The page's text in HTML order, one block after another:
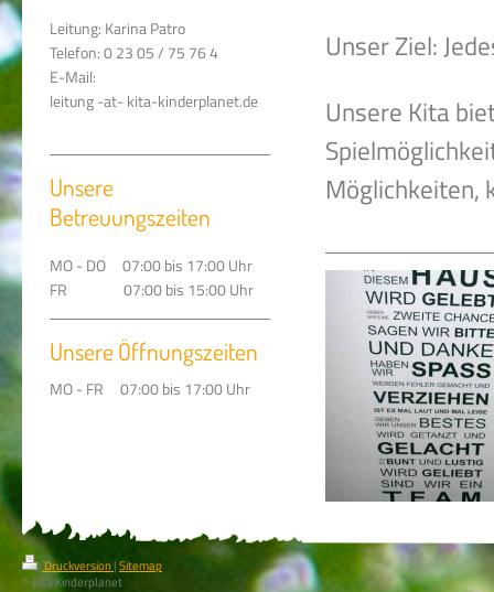
Leitung: Karina Patro
Telefon: 0 23 05 / 75 76 4
E-Mail:
leitung -at- kita-kinderplanet.de
Unsere
Betreuungszeiten
MO - DO 07:00 bis 17:00 Uhr
FR 07:00 bis 15:00 Uhr
Unsere Öffnungszeiten
MO - FR 07:00 bis 17:00 Uhr
Unser Ziel:
Unsere Kita
Möglichkeiten,
Druckversion|Sitemap
© KiTa Kinderplanet